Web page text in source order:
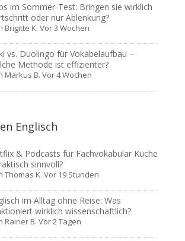
im Sommer-Test: Bringen sie wirklich
oder nur Ablenkung?
Brigitte K. Vor 3 Wochen
vs. Duolingo für Vokabelaufbau –
Methode ist effizienter?
Markus B. Vor 4 Wochen
Englisch
& Podcasts für Fachvokabular Küche
sinnvoll?
Thomas K. Vor 19 Stunden
im Alltag ohne Reise: Was
wirklich wissenschaftlich?
Rainer B. Vor 2 Tagen